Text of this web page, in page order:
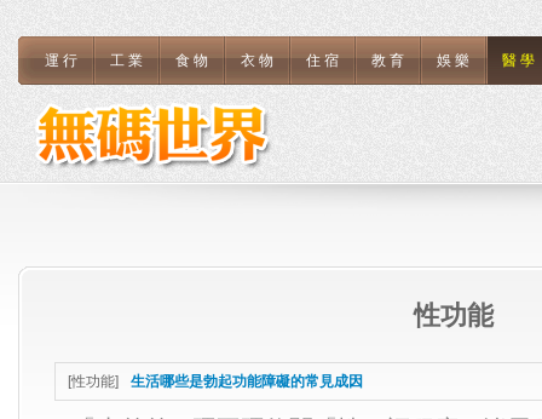
運行 工業 食物 衣物 住宿 教育 娛樂 醫學
性功能
[性功能] 生活哪些是勃起功能障礙的常見成因